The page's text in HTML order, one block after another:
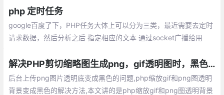
php 定时任务
google百度了下，PHP任务大体上可以分为三类，最近需要去定时
请求数据，然后分析之后 指定相应的文本 通过socket广播给用
是对于定时任务这一块怎么使用都不行。
解决PHP剪切缩略图生成png，gif透明图时，黑色背景问题
后台上传png图片透明底变成黑色的问题,php缩放gif和png图透明
背景变成黑色的解决方法,本文讲的是php缩放gif和png图透明背景